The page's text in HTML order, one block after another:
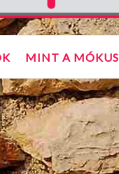
MINT A MÓKUS